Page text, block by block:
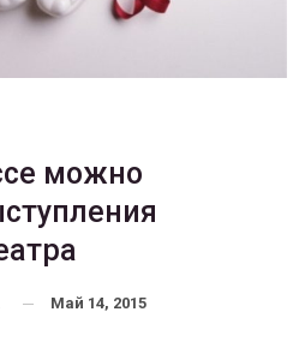
можно
Май 14, 2015